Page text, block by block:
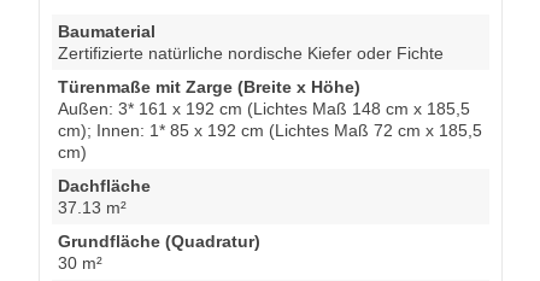
Baumaterial
Zertifizierte natürliche nordische Kiefer oder Fichte
Türenmaße mit Zarge (Breite x Höhe)
Außen: 3* 161 x 192 cm (Lichtes Maß 148 cm x 185,5
cm); Innen: 1* 85 x 192 cm (Lichtes Maß 72 cm x 185,5
cm)
Dachfläche
37.13 m²
Grundfläche (Quadratur)
30 m²